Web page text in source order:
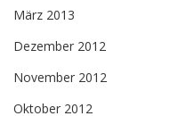
März 2013
Dezember 2012
November 2012
Oktober 2012